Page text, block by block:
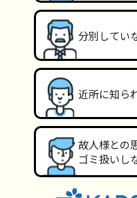
分別してい
近所に知ら
故人様との
ゴミ扱いし